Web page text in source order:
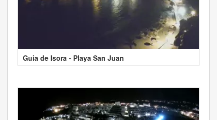
Guia de Isora - Playa San Juan